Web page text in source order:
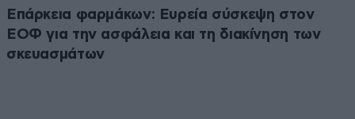
Επάρκεια φαρμάκων: Ευρεία σύσκεψη στον
ΕΟΦ για την ασφάλεια και τη διακίνηση των
σκευασμάτων